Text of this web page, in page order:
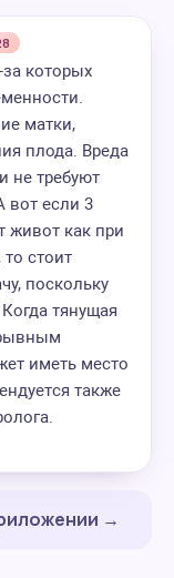
которых
матки,
плода. Вреда
не требуют
вот если 3
живот как при
стоит
поскольку
тянущая
иметь место
также
→